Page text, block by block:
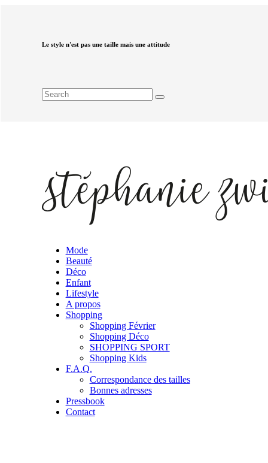
Le style n'est pas une taille mais une attitude
Mode
Beauté
Déco
Enfant
Lifestyle
A propos
Shopping
Shopping Février
Shopping Déco
SHOPPING SPORT
Shopping Kids
F.A.Q.
Correspondance des tailles
Bonnes adresses
Pressbook
Contact